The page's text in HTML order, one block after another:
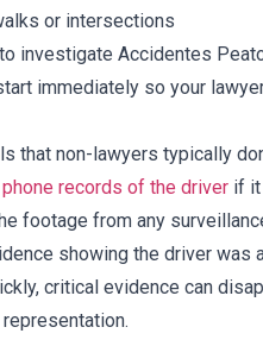
or intersections
investigate Accidentes
immediately so your
that non-lawyers typically
records of the driver if it
footage from any
showing the driver was
critical evidence can